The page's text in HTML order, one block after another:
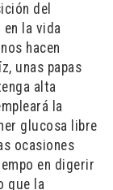
del
la vida
hacen
unas papas
alta
la
glucosa libre
ocasiones
en digerir
que la